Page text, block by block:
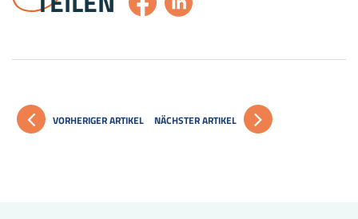
VORHERIGER ARTIKEL NÄCHSTER ARTIKEL